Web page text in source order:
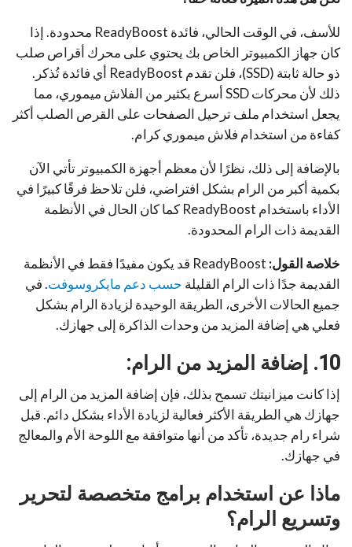
للأسف، في الوقت الحالي، فائدة ReadyBoost محدودة. إذا
كان جهاز الكمبيوتر الخاص بك يحتوي على محرك أقراص صلب
ذو حالة ثابتة (SSD)، فلن تقدم ReadyBoost أي فائدة تُذكر.
ذلك لأن محركات SSD أسرع بكثير من الفلاش ميموري، مما
يجعل استخدام ملف ترحيل الصفحات على القرص الصلب أكثر
كفاءة من استخدام فلاش ميموري كرام.
بالإضافة إلى ذلك، نظرًا لأن معظم أجهزة الكمبيوتر تأتي الآن
بكمية أكبر من الرام بشكل افتراضي، فلن تلاحظ فرقًا كبيرًا في
الأداء باستخدام ReadyBoost كما كان الحال في الأنظمة
القديمة ذات الرام المحدودة.
خلاصة القول:
ReadyBoost قد يكون مفيدًا فقط في الأنظمة
القديمة جدًا ذات الرام القليلة حسب دعم مايكروسوفت. في
جميع الحالات الأخرى، الطريقة الوحيدة لزيادة الرام بشكل
فعلي هي إضافة المزيد من وحدات الذاكرة إلى جهازك.
10. إضافة المزيد من الرام:
إذا كانت ميزانيتك تسمح بذلك، فإن إضافة المزيد من الرام إلى
جهازك هي الطريقة الأكثر فعالية لزيادة الأداء بشكل دائم. قبل
شراء رام جديدة، تأكد من أنها متوافقة مع اللوحة الأم والمعالج
في جهازك.
ماذا عن استخدام برامج متخصصة لتحرير
وتسريع الرام؟